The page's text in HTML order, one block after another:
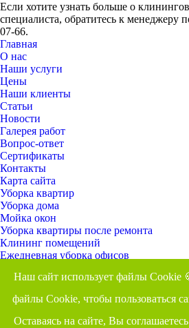
Если хотите узнать больше о
специалиста, обратитесь к менеджеру
07-66.
Главная
О нас
Наши услуги
Цены
Наши клиенты
Статьи
Новости
Галерея работ
Вопрос-ответ
Сертификаты
Контакты
Карта сайта
Уборка квартир
Уборка дома
Мойка окон
Уборка квартиры после ремонта
Клининг помещений
Ежедневная уборка офисов
Время работы: ежедневно с 8.00 до 23.00
Адрес: г. Сергиев Посад, ул.
Наш сайт использует файлы Cookie
файлы Cookie, чтобы пользоваться
Оставаясь на сайте, Вы